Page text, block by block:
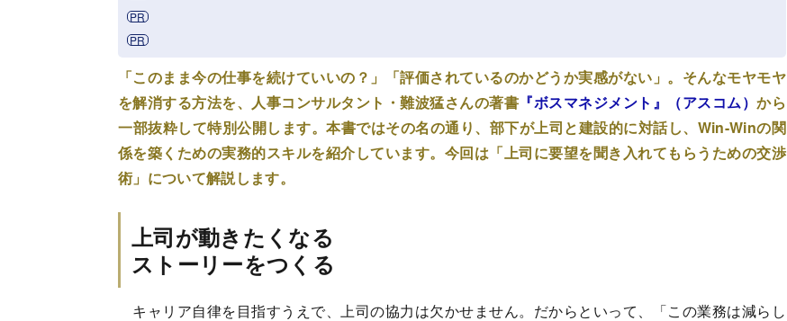
「このまま今の仕事を続けていいの？」「評価されているのかどうか実感がない」。そんなモヤモヤ
を解消する方法を、人事コンサルタント・難波猛さんの著書 『ボスマネジメント』（アスコム）から
一部抜粋して特別公開します。本書ではその名の通り、部下が上司と建設的に対話し、Win-Winの関
係を築くための実務的スキルを紹介しています。今回は「上司に要望を聞き入れてもらうための交渉
術」について解説します。
上司が動きたくなる
ストーリーをつくる
キャリア自律を目指すうえで、上司の協力は欠かせません。だからといって、「この業務は減らし